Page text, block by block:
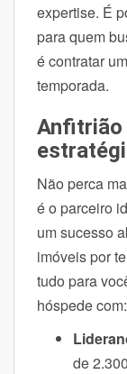
expertise. É
para quem
é contratar
temporada.
Anfitrião
Não perca
é o parceiro
um sucesso
imóveis por
tudo para
hóspede com:
de